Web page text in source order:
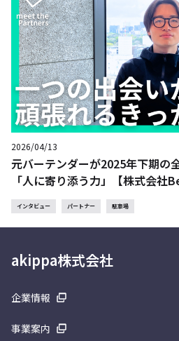
2026/04/13
元バーテンダーが2025年下期の
「人に寄り添う力」【株式会社
インタビュー パートナー 駐車場
akippa株式会社
企業情報
事業案内